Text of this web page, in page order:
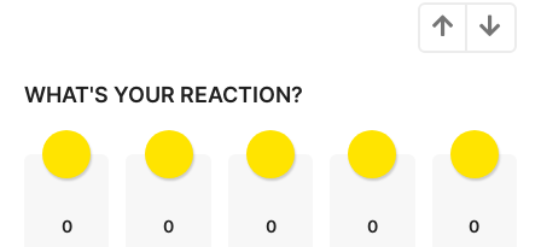
n
WHAT'S YOUR REACTION?
0 0 0 0 0